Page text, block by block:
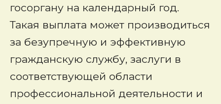
госоргану на календарный год.
Такая выплата может производиться
за безупречную и эффективную
гражданскую службу, заслуги в
соответствующей области
профессиональной деятельности и